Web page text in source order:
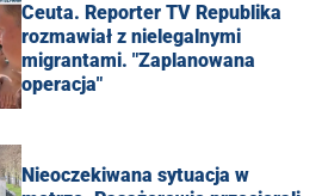
Ceuta. Reporter TV Republika
rozmawiał z nielegalnymi
migrantami. "Zaplanowana
operacja"
Nieoczekiwana sytuacja w